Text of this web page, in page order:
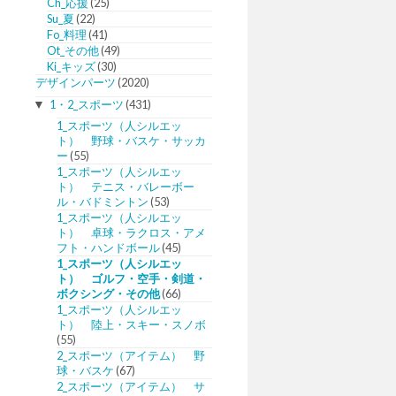
Ch_応援(25)
Su_夏(22)
Fo_料理(41)
Ot_その他(49)
Ki_キッズ(30)
デザインパーツ(2020)
▼ 1・2_スポーツ(431)
1_スポーツ（人シルエッ
ト） 野球・バスケ・サッカ
ー(55)
1_スポーツ（人シルエッ
ト） テニス・バレーボー
ル・バドミントン(53)
1_スポーツ（人シルエッ
ト） 卓球・ラクロス・アメ
フト・ハンドボール(45)
1_スポーツ（人シルエッ
ト） ゴルフ・空手・剣道・
ボクシング・その他(66)
1_スポーツ（人シルエッ
ト） 陸上・スキー・スノボ
(55)
2_スポーツ（アイテム） 野
球・バスケ(67)
2_スポーツ（アイテム） サ